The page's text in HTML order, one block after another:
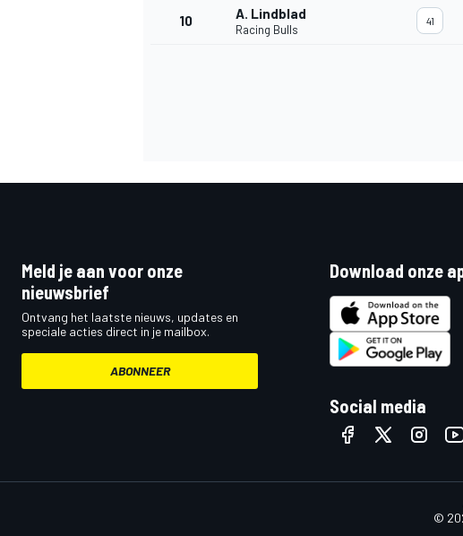
10 A. Lindblad
Racing Bulls
41
Meld je aan voor onze
nieuwsbrief
Ontvang het laatste nieuws, updates en
speciale acties direct in je mailbox.
ABONNEER
Download onze
Social media
©